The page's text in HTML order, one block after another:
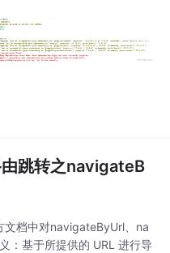
跳转之navigateB
文档中对navigateByUrl、na
：基于所提供的 URL 进行导